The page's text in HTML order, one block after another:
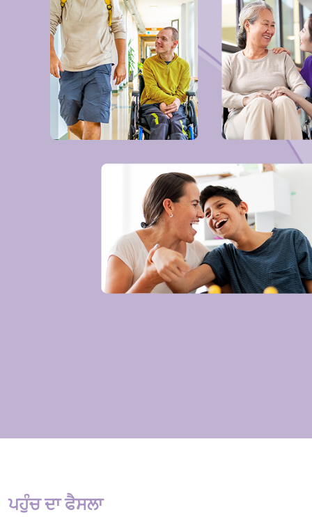
ਪਹੁੰਚ ਦਾ ਫੈਸਲਾ